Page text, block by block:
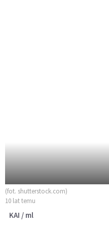
(fot. shutterstock.com)
10 lat temu
KAI / ml